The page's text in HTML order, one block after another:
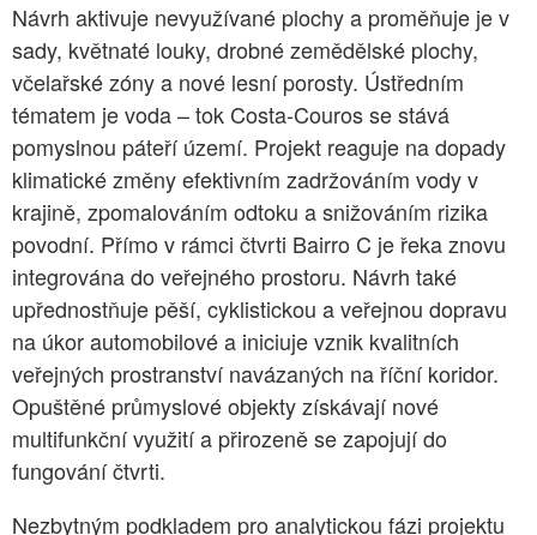
Návrh aktivuje nevyužívané plochy a proměňuje je v
sady, květnaté louky, drobné zemědělské plochy,
včelařské zóny a nové lesní porosty. Ústředním
tématem je voda – tok Costa-Couros se stává
pomyslnou páteří území. Projekt reaguje na dopady
klimatické změny efektivním zadržováním vody v
krajině, zpomalováním odtoku a snižováním rizika
povodní. Přímo v rámci čtvrti Bairro C je řeka znovu
integrována do veřejného prostoru. Návrh také
upřednostňuje pěší, cyklistickou a veřejnou dopravu
na úkor automobilové a iniciuje vznik kvalitních
veřejných prostranství navázaných na říční koridor.
Opuštěné průmyslové objekty získávají nové
multifunkční využití a přirozeně se zapojují do
fungování čtvrti.
Nezbytným podkladem pro analytickou fázi projektu